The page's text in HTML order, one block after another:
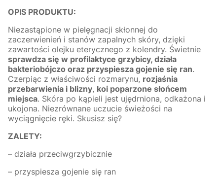
OPIS PRODUKTU:
Niezastąpione w pielęgnacji skłonnej do
zaczerwienień i stanów zapalnych skóry, dzięki
zawartości olejku eterycznego z kolendry. Świetnie
sprawdza się w profilaktyce grzybicy, działa
bakteriobójczo oraz przyspiesza gojenie się ran.
Czerpiąc z właściwości rozmarynu, rozjaśnia
przebarwienia i blizny, koi poparzone słońcem
miejsca. Skóra po kąpieli jest ujędrniona, odkażona i
ukojona. Niezrównane uczucie świeżości na
wyciągnięcie ręki. Skusisz się?
ZALETY:
– działa przeciwgrzybicznie
– przyspiesza gojenie się ran